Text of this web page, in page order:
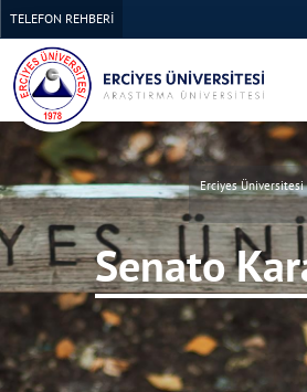
TELEFON REHBERİ
Erciyes
Senato